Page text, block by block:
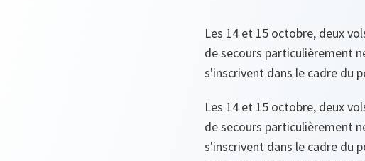
Les 14 et 15 octobre, deux
de secours particulièrement
s'inscrivent dans le cadre du
Les 14 et 15 octobre, deux
de secours particulièrement
s'inscrivent dans le cadre du